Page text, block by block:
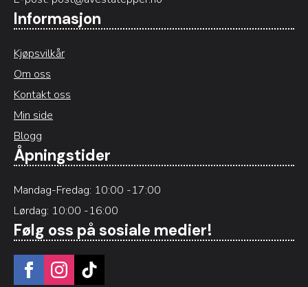
Informasjon
Kjøpsvilkår
Om oss
Kontakt oss
Min side
Blogg
Åpningstider
Mandag-Fredag: 10:00 -17:00
Lørdag: 10:00 -16:00
Følg oss på sosiale medier!